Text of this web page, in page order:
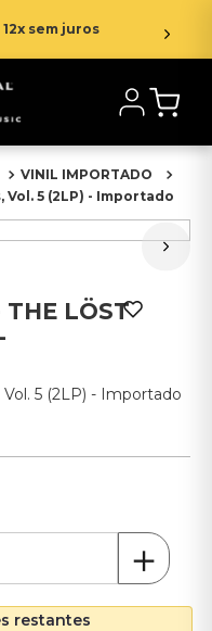
sem juros
VINIL IMPORTADO
5 (2LP) - Importado
LÖST
5 (2LP) - Importado
＋
restantes